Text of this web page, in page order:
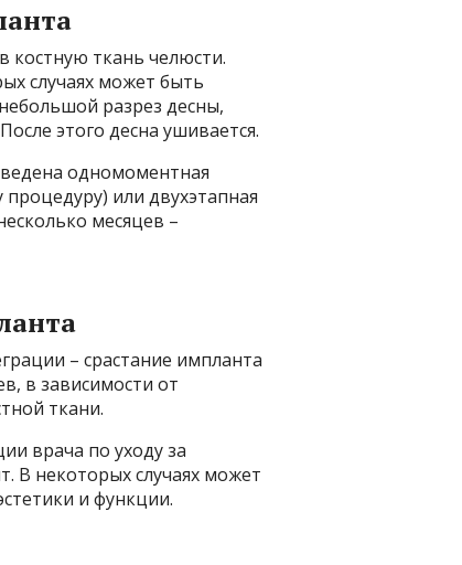
костную ткань челюсти.
случаях может быть
разрез десны,
этого десна ушивается.
одномоментная
или двухэтапная
месяцев –
– срастание импланта
в зависимости от
ткани.
врача по уходу за
В некоторых случаях может
и функции.